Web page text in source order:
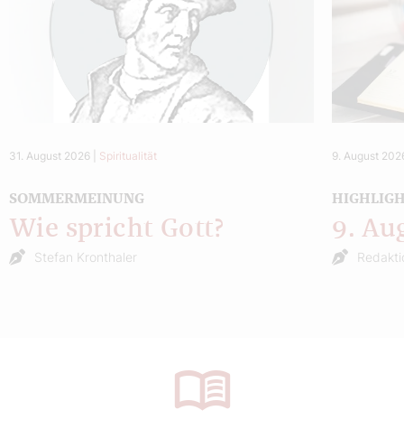
31. August 2026 Spiritualität
SOMMERMEINUNG
Wie spricht Gott?
Stefan Kronthaler
9. August
9.